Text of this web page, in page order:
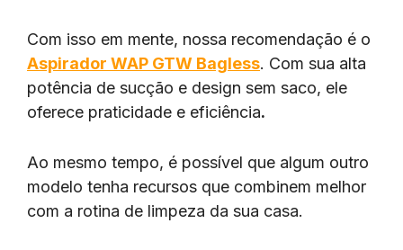
Com isso em mente, nossa recomendação é o
Aspirador WAP GTW Bagless. Com sua alta
potência de sucção e design sem saco, ele
oferece praticidade e eficiência.
Ao mesmo tempo, é possível que algum outro
modelo tenha recursos que combinem melhor
com a rotina de limpeza da sua casa.